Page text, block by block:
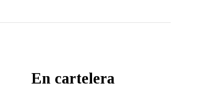
En cartelera